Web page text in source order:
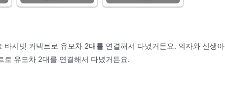
시넷 커넥트로 유모차 2대를 연결해서 다녔거든요. 의자와 신생아
로 유모차 2대를 연결해서 다녔거든요.